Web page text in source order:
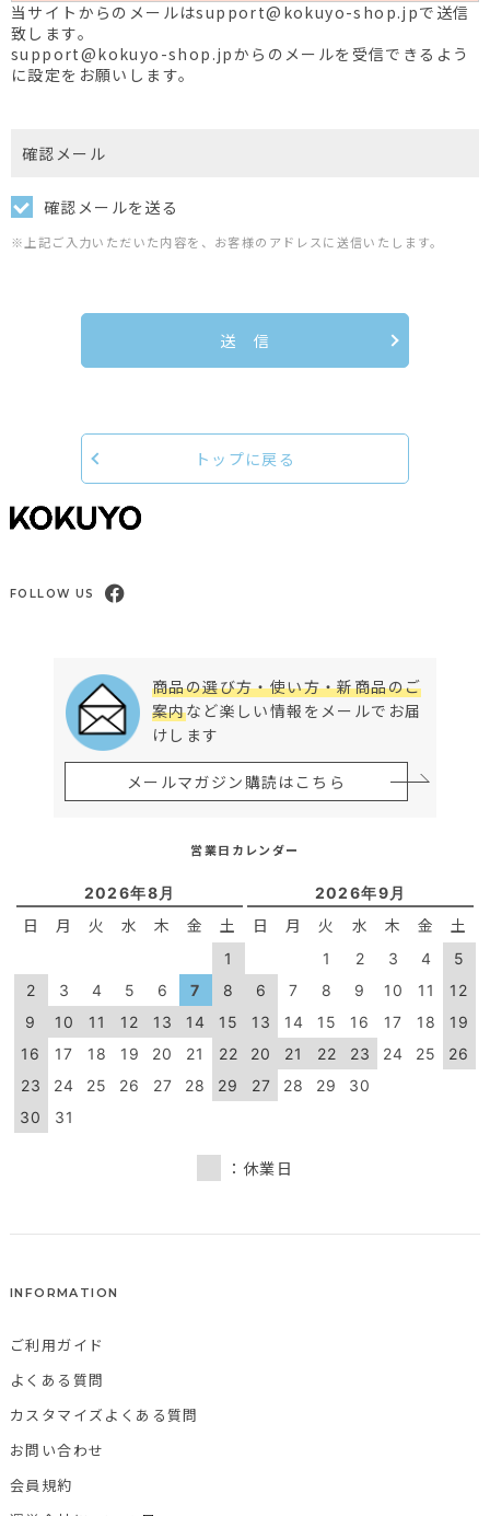
当サイトからのメールはsupport@kokuyo-shop.jpで送信
致します。
support@kokuyo-shop.jpからのメールを受信できるよう
に設定をお願いします。
確認メール
確認メールを送る
※上記ご入力いただいた内容を、お客様のアドレスに送信いたします。
送 信
トップに戻る
FOLLOW US
商品の選び方・使い方・新商品のご
案内など楽しい情報をメールでお届
けします
メールマガジン購読はこちら
営業日カレンダー
2026年8月
日 月 火 水 木 金 土
1
2
3 4 5 6 7
8
9
10 11 12 13 14
15
16
17 18 19 20 21
22
23
24 25 26 27 28
29
30
31
2026年9月
日 月 火 水 木 金 土
1 2 3 4
5
6
7 8 9 10 11
12
13
14 15 16 17 18
19
20
21 22 23 24 25
26
27
28 29 30
：休業日
INFORMATION
ご利用ガイド
よくある質問
カスタマイズよくある質問
お問い合わせ
会員規約